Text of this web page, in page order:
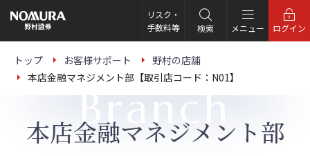
の
ー
リスク・
手数料等
検索 メニュー ログイン
トップ お客様サポート
野村の店舗
本店金融マネジメント部【取引店コード：N01】
Branch
本店金融マネジメント部